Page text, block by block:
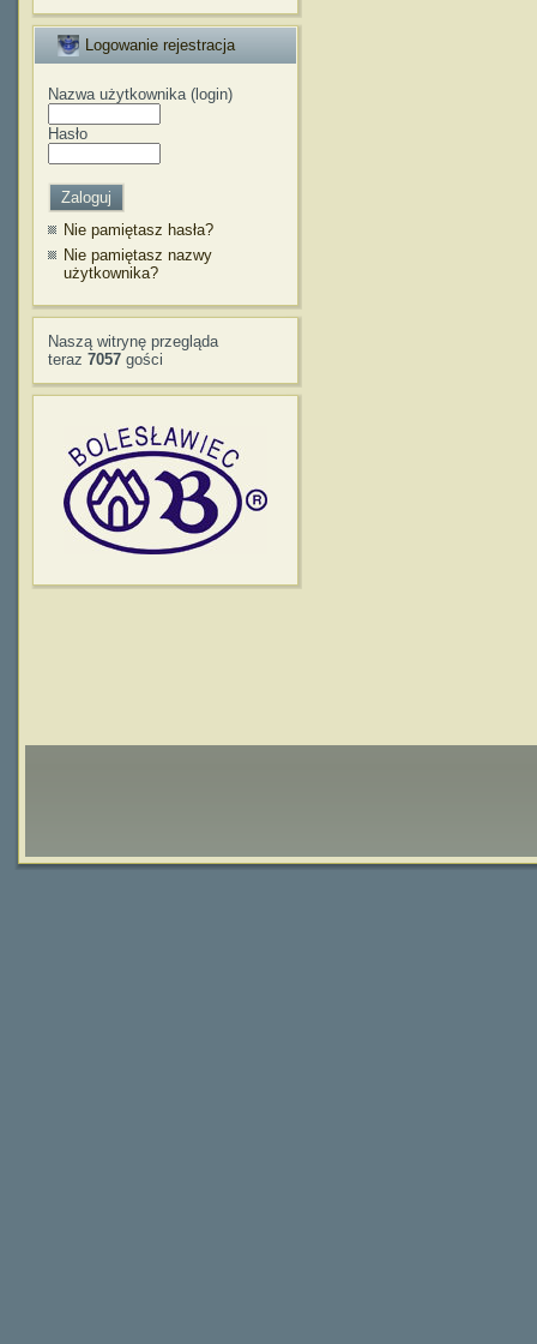
Logowanie rejestracja
Nazwa użytkownika (login)
Hasło
Nie pamiętasz hasła?
Nie pamiętasz nazwy
użytkownika?
Naszą witrynę przegląda
teraz 7057 gości